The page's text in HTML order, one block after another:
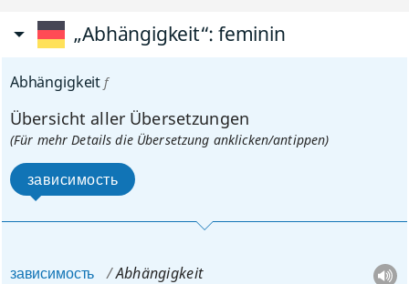
„Abhängigkeit“: feminin
Abhängigkeit f
Übersicht aller Übersetzungen
(Für mehr Details die Übersetzung anklicken/antippen)
зависимость
зависимость Abhängigkeit